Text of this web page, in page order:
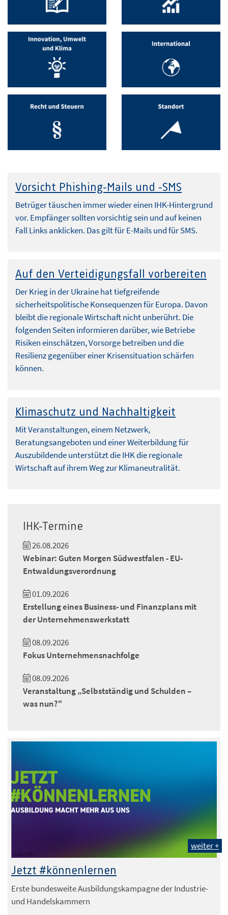
Vorsicht Phishing-Mails und -SMS
Betrüger täuschen immer wieder einen IHK-Hintergrund
vor. Empfänger sollten vorsichtig sein und auf keinen
Fall Links anklicken. Das gilt für E-Mails und für SMS.
Auf den Verteidigungsfall vorbereiten
Der Krieg in der Ukraine hat tiefgreifende
sicherheitspolitische Konsequenzen für Europa. Davon
bleibt die regionale Wirtschaft nicht unberührt. Die
folgenden Seiten informieren darüber, wie Betriebe
Risiken einschätzen, Vorsorge betreiben und die
Resilienz gegenüber einer Krisensituation schärfen
können.
Klimaschutz und Nachhaltigkeit
Mit Veranstaltungen, einem Netzwerk,
Beratungsangeboten und einer Weiterbildung für
Auszubildende unterstützt die IHK die regionale
Wirtschaft auf ihrem Weg zur Klimaneutralität.
IHK-Termine
26.08.2026
Webinar: Guten Morgen Südwestfalen - EU-
Entwaldungsverordnung
01.09.2026
Erstellung eines Business- und Finanzplans mit
der Unternehmenswerkstatt
08.09.2026
Fokus Unternehmensnachfolge
08.09.2026
Veranstaltung „Selbstständig und Schulden –
was nun?"
Foto: IHK
weiter +
Jetzt #könnenlernen
Erste bundesweite Ausbildungskampagne der Industrie-
und Handelskammern